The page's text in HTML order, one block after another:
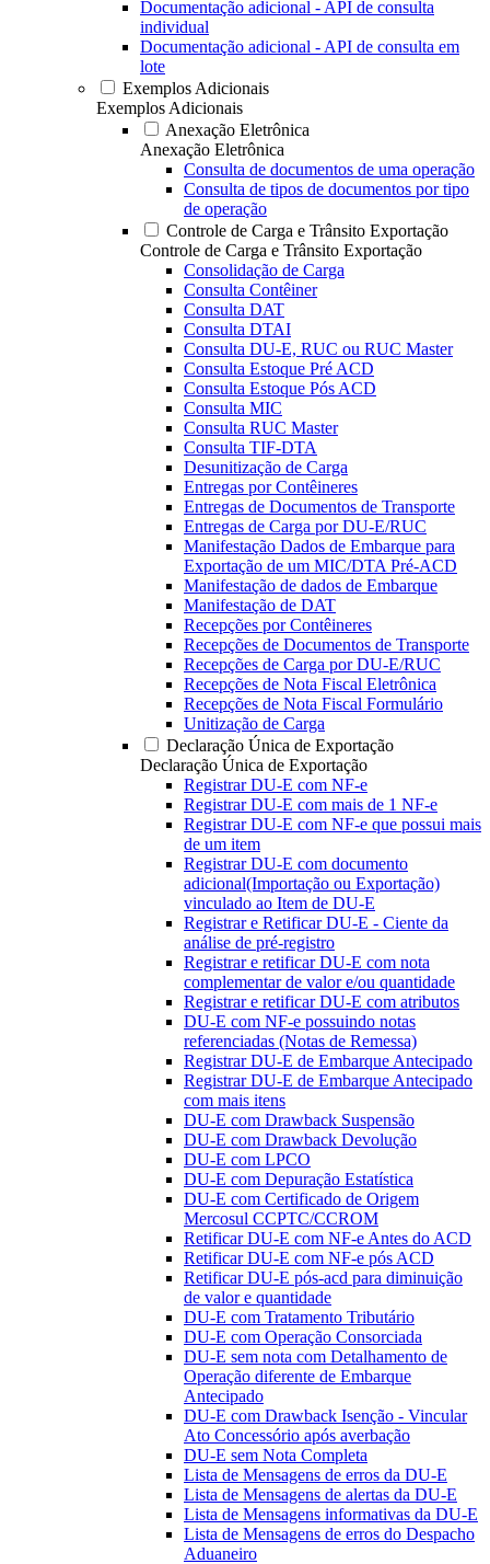
Documentação adicional - API de consulta
individual
Documentação adicional - API de consulta em
lote
Exemplos Adicionais
Exemplos Adicionais
Anexação Eletrônica
Anexação Eletrônica
Consulta de documentos de uma operação
Consulta de tipos de documentos por tipo
de operação
Controle de Carga e Trânsito Exportação
Controle de Carga e Trânsito Exportação
Consolidação de Carga
Consulta Contêiner
Consulta DAT
Consulta DTAI
Consulta DU-E, RUC ou RUC Master
Consulta Estoque Pré ACD
Consulta Estoque Pós ACD
Consulta MIC
Consulta RUC Master
Consulta TIF-DTA
Desunitização de Carga
Entregas por Contêineres
Entregas de Documentos de Transporte
Entregas de Carga por DU-E/RUC
Manifestação Dados de Embarque para
Exportação de um MIC/DTA Pré-ACD
Manifestação de dados de Embarque
Manifestação de DAT
Recepções por Contêineres
Recepções de Documentos de Transporte
Recepções de Carga por DU-E/RUC
Recepções de Nota Fiscal Eletrônica
Recepções de Nota Fiscal Formulário
Unitização de Carga
Declaração Única de Exportação
Declaração Única de Exportação
Registrar DU-E com NF-e
Registrar DU-E com mais de 1 NF-e
Registrar DU-E com NF-e que possui mais
de um item
Registrar DU-E com documento
adicional(Importação ou Exportação)
vinculado ao Item de DU-E
Registrar e Retificar DU-E - Ciente da
análise de pré-registro
Registrar e retificar DU-E com nota
complementar de valor e/ou quantidade
Registrar e retificar DU-E com atributos
DU-E com NF-e possuindo notas
referenciadas (Notas de Remessa)
Registrar DU-E de Embarque Antecipado
Registrar DU-E de Embarque Antecipado
com mais itens
DU-E com Drawback Suspensão
DU-E com Drawback Devolução
DU-E com LPCO
DU-E com Depuração Estatística
DU-E com Certificado de Origem
Mercosul CCPTC/CCROM
Retificar DU-E com NF-e Antes do ACD
Retificar DU-E com NF-e pós ACD
Retificar DU-E pós-acd para diminuição
de valor e quantidade
DU-E com Tratamento Tributário
DU-E com Operação Consorciada
DU-E sem nota com Detalhamento de
Operação diferente de Embarque
Antecipado
DU-E com Drawback Isenção - Vincular
Ato Concessório após averbação
DU-E sem Nota Completa
Lista de Mensagens de erros da DU-E
Lista de Mensagens de alertas da DU-E
Lista de Mensagens informativas da DU-E
Lista de Mensagens de erros do Despacho
Aduaneiro